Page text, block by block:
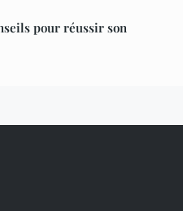
pour réussir son